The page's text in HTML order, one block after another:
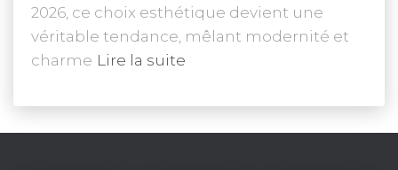
2026, ce choix esthétique devient une
véritable tendance, mêlant modernité et
charme Lire la suite